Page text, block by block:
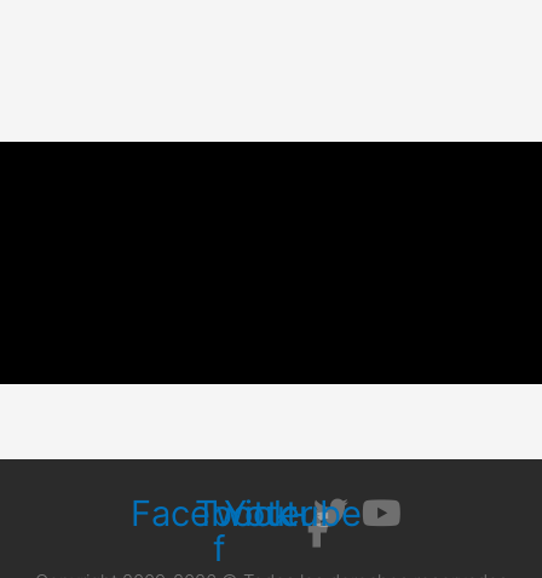
Facebook-
f
Twitter
Youtube